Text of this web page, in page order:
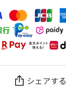
シェアする